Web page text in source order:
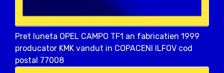
Pret luneta OPEL CAMPO TF1 an fabricatien 1999
producator KMK vandut in COPACENI ILFOV cod
postal 77008